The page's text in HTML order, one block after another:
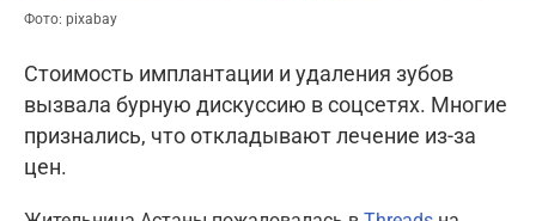
Фото: pixabay
Стоимость имплантации и удаления зубов
вызвала бурную дискуссию в соцсетях. Многие
признались, что откладывают лечение из-за
цен.